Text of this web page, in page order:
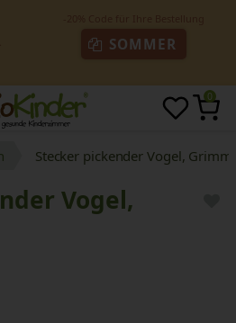
SOMMER
0
Stecker pickender Vogel,
Vogel,